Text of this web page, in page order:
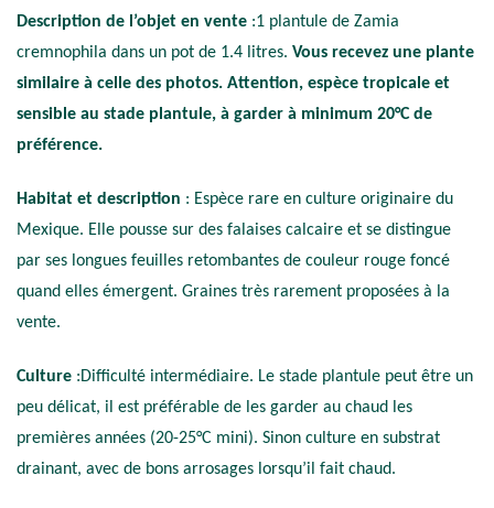
Description de l’objet en vente :1 plantule de Zamia
cremnophila dans un pot de 1.4 litres. Vous recevez une plante
similaire à celle des photos. Attention, espèce tropicale et
sensible au stade plantule, à garder à minimum 20°C de
préférence.
Habitat et description : Espèce rare en culture originaire du
Mexique. Elle pousse sur des falaises calcaire et se distingue
par ses longues feuilles retombantes de couleur rouge foncé
quand elles émergent. Graines très rarement proposées à la
vente.
Culture :Difficulté intermédiaire. Le stade plantule peut être un
peu délicat, il est préférable de les garder au chaud les
premières années (20-25°C mini). Sinon culture en substrat
drainant, avec de bons arrosages lorsqu’il fait chaud.